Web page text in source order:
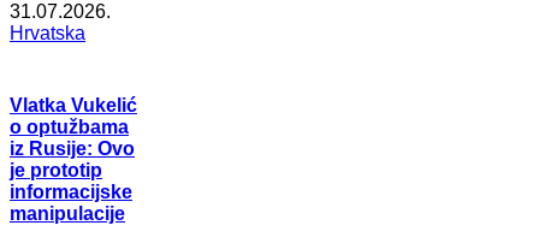
31.07.2026.
Hrvatska
Vlatka Vukelić
o optužbama
iz Rusije: Ovo
je prototip
informacijske
manipulacije